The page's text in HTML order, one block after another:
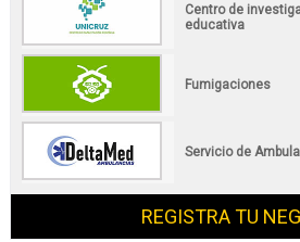
Centro de
educativa
Fumigaciones
Servicio de
REGISTRA TU